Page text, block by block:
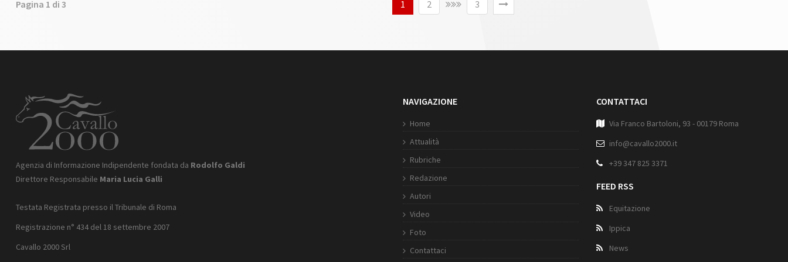
parte di tante altre persone provenienti da tutto il resto d’Italia - a rompere il silenzio e
Pagina 1 di 3 1 2 3
Agenzia di Informazione Indipendente fondata da Rodolfo Galdi
Direttore Responsabile Maria Lucia Galli
Testata Registrata presso il Tribunale di Roma
Registrazione n° 434 del 18 settembre 2007
Cavallo 2000 Srl
NAVIGAZIONE
Home
Attualità
Rubriche
Redazione
Autori
Video
Foto
Contattaci
CONTATTACI
Via Franco Bartoloni, 93 - 00179 Roma
info@cavallo2000.it
+39 347 825 3371
FEED RSS
Equitazione
Ippica
News